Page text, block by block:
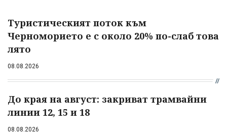
Туристическият поток към
Черноморието е с около 20% по-слаб това
лято
08.08.2026
До края на август: закриват трамвайни
линии 12, 15 и 18
08.08.2026